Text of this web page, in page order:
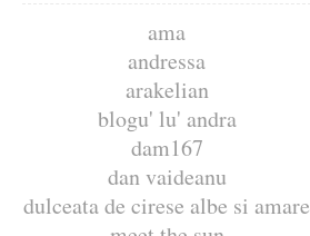
ama
andressa
arakelian
blogu' lu' andra
dam167
dan vaideanu
dulceata de cirese albe si amare